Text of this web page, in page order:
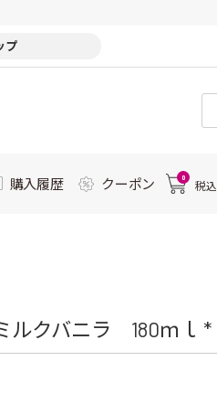
プ
購入履歴 クーポン 0
税込
ルクバニラ 180ｍｌ *